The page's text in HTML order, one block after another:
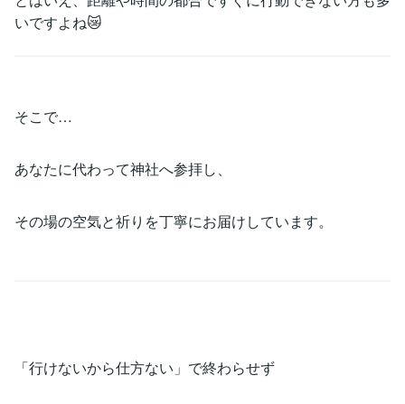
いですよね😿
そこで…
あなたに代わって神社へ参拝し、
その場の空気と祈りを丁寧にお届けしています。
「行けないから仕方ない」で終わらせず